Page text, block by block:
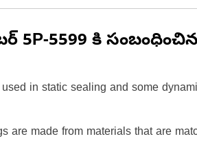
5P-5599 కి
in static sealing and some
are made from materials that are